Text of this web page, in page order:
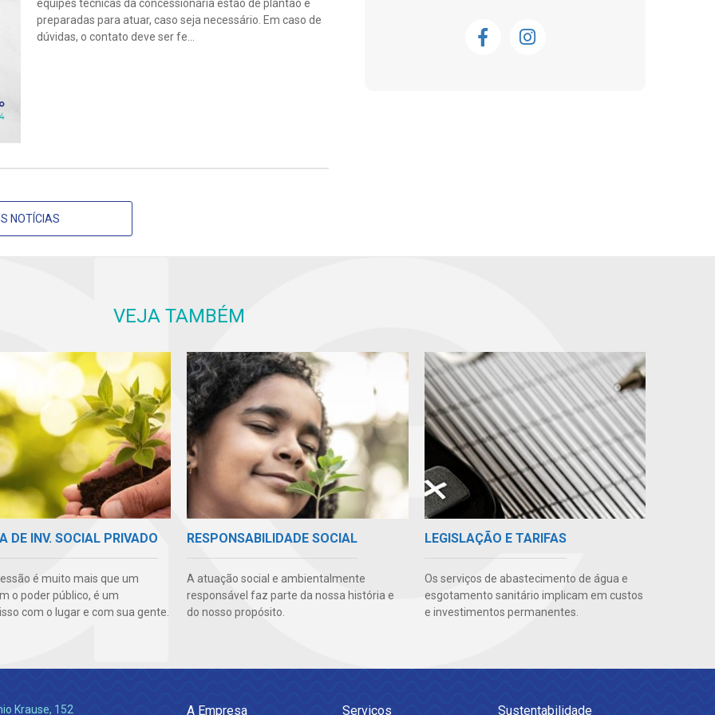
equipes técnicas da concessionária estão de plantão e
preparadas para atuar, caso seja necessário. Em caso de
dúvidas, o contato deve ser fe...
NOTÍCIAS
VEJA TAMBÉM
DE INV. SOCIAL PRIVADO
é muito mais que um
o poder público, é um
com o lugar e com sua gente.
RESPONSABILIDADE SOCIAL
A atuação social e ambientalmente
responsável faz parte da nossa história e
do nosso propósito.
LEGISLAÇÃO E TARIFAS
Os serviços de abastecimento de água e
esgotamento sanitário implicam em custos
e investimentos permanentes.
Krause, 152 A Empresa Serviços Sustentabilidade